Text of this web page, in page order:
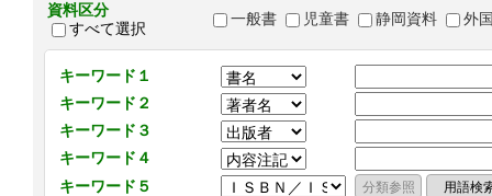
資料区分
すべて選択
一般書 児童書 静岡資料 外
キーワード１
キーワード２
キーワード３
キーワード４
キーワード５